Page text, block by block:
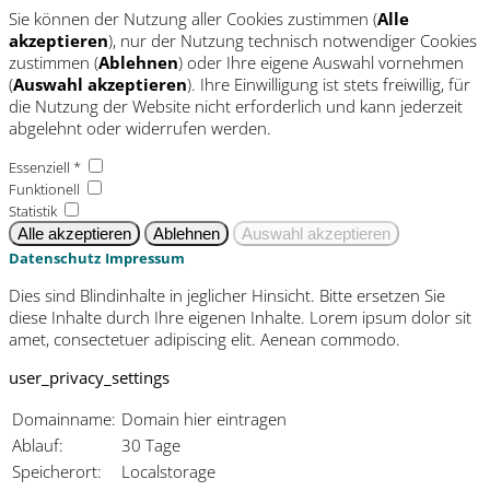
Sie können der Nutzung aller Cookies zustimmen (Alle
akzeptieren), nur der Nutzung technisch notwendiger Cookies
zustimmen (Ablehnen) oder Ihre eigene Auswahl vornehmen
(Auswahl akzeptieren). Ihre Einwilligung ist stets freiwillig, für
die Nutzung der Website nicht erforderlich und kann jederzeit
abgelehnt oder widerrufen werden.
Essenziell *
Funktionell
Statistik
Datenschutz Impressum
Dies sind Blindinhalte in jeglicher Hinsicht. Bitte ersetzen Sie
diese Inhalte durch Ihre eigenen Inhalte. Lorem ipsum dolor sit
amet, consectetuer adipiscing elit. Aenean commodo.
user_privacy_settings
Domainname: Domain hier eintragen
Ablauf:
30 Tage
Speicherort:
Localstorage